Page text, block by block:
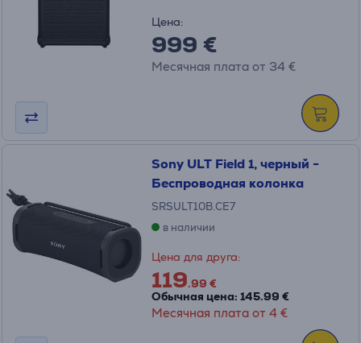
Цена:
999 €
Месячная плата от 34 €
Sony ULT Field 1, черный -
Беспроводная колонка
SRSULT10B.CE7
в наличии
Цена для друга:
119.99 €
Обычная цена: 145.99 €
Месячная плата от 4 €